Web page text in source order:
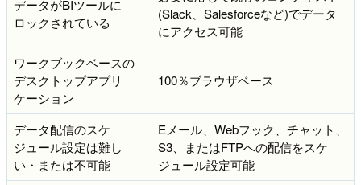
データがBIツールに
ロックされている
(Slack、Salesforceなど)でデータ
にアクセス可能
ワークブックベースの
デスクトップアプリ
ケーション
100％ブラウザベース
データ配信のスケ
ジュール設定は難し
い・または不可能
Eメール、Webフック、チャット、
S3、またはFTPへの配信をスケ
ジュール設定可能